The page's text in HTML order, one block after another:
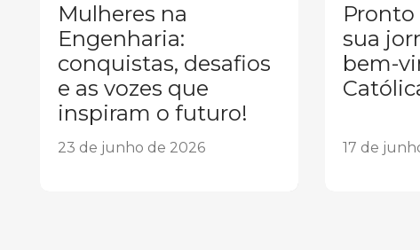
Mulheres na
Engenharia:
conquistas, desafios
e as vozes que
inspiram o futuro!
23 de junho de 2026
Pronto
sua
bem-
17 de